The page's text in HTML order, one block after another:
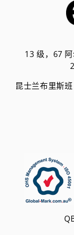
13 级，67
昆士兰布里斯